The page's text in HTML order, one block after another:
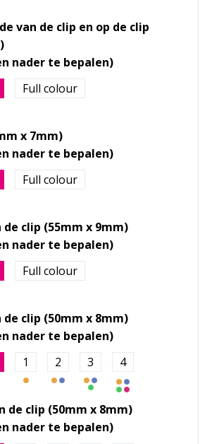
van de clip en op de clip
Full colour
x 7mm)
Full colour
clip (55mm x 9mm)
Full colour
clip (50mm x 8mm)
1 2 3 4
de clip (50mm x 8mm)